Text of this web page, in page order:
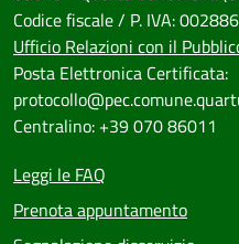
Codice fiscale / P. IVA:
Ufficio Relazioni con il
Posta Elettronica Certificata:
Centralino: +39 070 86011
Leggi le FAQ
Prenota appuntamento